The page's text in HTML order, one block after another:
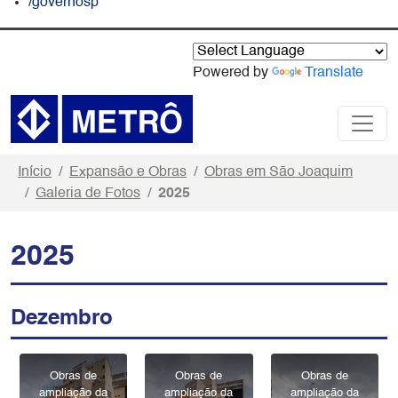
/governosp
Powered by Translate
Início Expansão e Obras
Obras em São Joaquim
Galeria de Fotos
2025
2025
Dezembro
Obras de
ampliação da
Obras de
ampliação da
Obras de
ampliação da